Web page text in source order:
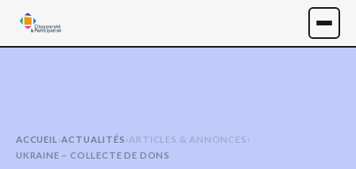
ACCUEIL ›ACTUALITÉS ›ARTICLES & ANNONCES ›
UKRAINE – COLLECTE DE DONS